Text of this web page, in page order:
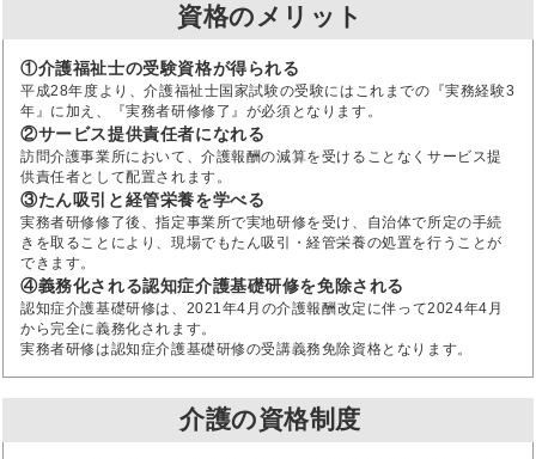
資格のメリット
①介護福祉士の受験資格が得られる
平成28年度より、介護福祉士国家試験の受験にはこれまでの『実務経験3
年』に加え、『実務者研修修了』が必須となります。
②サービス提供責任者になれる
訪問介護事業所において、介護報酬の減算を受けることなくサービス提
供責任者として配置されます。
③たん吸引と経管栄養を学べる
実務者研修修了後、指定事業所で実地研修を受け、自治体で所定の手続
きを取ることにより、現場でもたん吸引・経管栄養の処置を行うことが
できます。
④義務化される認知症介護基礎研修を免除される
認知症介護基礎研修は、2021年4月の介護報酬改定に伴って2024年4月
から完全に義務化されます。
実務者研修は認知症介護基礎研修の受講義務免除資格となります。
介護の資格制度